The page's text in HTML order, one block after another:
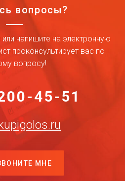
вопросы?
напишите на электронную
проконсультирует вас по
вопросу!
45-51
МНЕ